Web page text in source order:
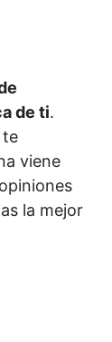
de ti.
te
viene
la mejor